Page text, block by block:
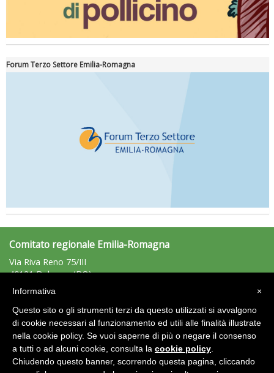
Forum Terzo Settore Emilia-Romagna
Comitato regionale Emilia-Romagna
Via Riva Reno 75/III
40121 Bologna (BO)
Tel: 051/225881 - Fax: 051/225203
C.F.: 92011680375
Area Riservata 2.0
×
Informativa
Questo sito o gli strumenti terzi da questo utilizzati si avvalgono
di cookie necessari al funzionamento ed utili alle finalità illustrate
nella cookie policy. Se vuoi saperne di più o negare il consenso
a tutti o ad alcuni cookie, consulta la cookie policy
Chiudendo questo banner, scorrendo questa pagina, cliccando